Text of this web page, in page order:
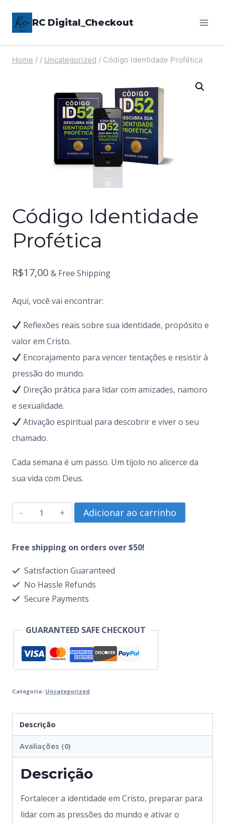
para
Conteúdo
RC Digital_Checkout
Home / / Uncategorized / Código Identidade Profética
Código Identidade
Profética
R$17,00 & Free Shipping
Aqui, você vai encontrar:
Reflexões reais sobre sua identidade, propósito e
valor em Cristo.
Encorajamento para vencer tentações e resistir à
pressão do mundo.
Direção prática para lidar com amizades, namoro
e sexualidade.
Ativação espiritual para descobrir e viver o seu
chamado.
Cada semana é um passo. Um tijolo no alicerce da
sua vida com Deus.
Código
Identidade
Profética
Adicionar ao carrinho
Free shipping on orders over $50!
Satisfaction Guaranteed
No Hassle Refunds
Secure Payments
GUARANTEED SAFE CHECKOUT
Categoria: Uncategorized
Descrição
Avaliações (0)
Descrição
Fortalecer a identidade em Cristo, preparar para
lidar com as pressões do mundo e ativar o